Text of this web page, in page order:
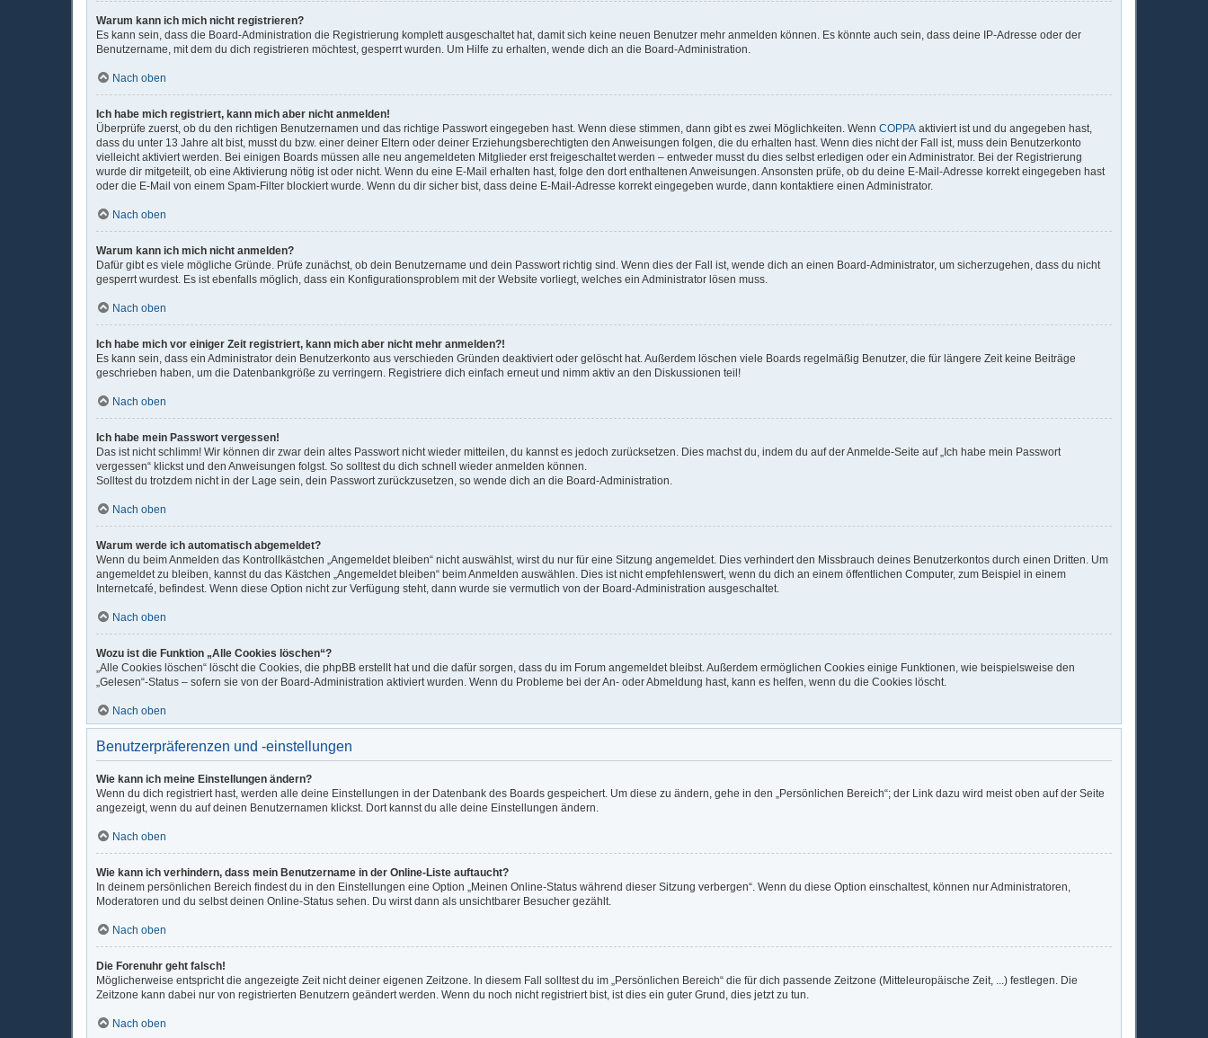
Warum kann ich mich nicht registrieren?
Es kann sein, dass die Board-Administration die Registrierung komplett ausgeschaltet hat, damit sich keine neuen Benutzer mehr anmelden können. Es könnte auch sein, dass deine IP-Adresse oder der
Benutzername, mit dem du dich registrieren möchtest, gesperrt wurden. Um Hilfe zu erhalten, wende dich an die Board-Administration.
Nach oben
Ich habe mich registriert, kann mich aber nicht anmelden!
Überprüfe zuerst, ob du den richtigen Benutzernamen und das richtige Passwort eingegeben hast. Wenn diese stimmen, dann gibt es zwei Möglichkeiten. Wenn COPPA aktiviert ist und du angegeben hast,
dass du unter 13 Jahre alt bist, musst du bzw. einer deiner Eltern oder deiner Erziehungsberechtigten den Anweisungen folgen, die du erhalten hast. Wenn dies nicht der Fall ist, muss dein Benutzerkonto
vielleicht aktiviert werden. Bei einigen Boards müssen alle neu angemeldeten Mitglieder erst freigeschaltet werden – entweder musst du dies selbst erledigen oder ein Administrator. Bei der Registrierung
wurde dir mitgeteilt, ob eine Aktivierung nötig ist oder nicht. Wenn du eine E-Mail erhalten hast, folge den dort enthaltenen Anweisungen. Ansonsten prüfe, ob du deine E-Mail-Adresse korrekt eingegeben hast
oder die E-Mail von einem Spam-Filter blockiert wurde. Wenn du dir sicher bist, dass deine E-Mail-Adresse korrekt eingegeben wurde, dann kontaktiere einen Administrator.
Nach oben
Warum kann ich mich nicht anmelden?
Dafür gibt es viele mögliche Gründe. Prüfe zunächst, ob dein Benutzername und dein Passwort richtig sind. Wenn dies der Fall ist, wende dich an einen Board-Administrator, um sicherzugehen, dass du nicht
gesperrt wurdest. Es ist ebenfalls möglich, dass ein Konfigurationsproblem mit der Website vorliegt, welches ein Administrator lösen muss.
Nach oben
Ich habe mich vor einiger Zeit registriert, kann mich aber nicht mehr anmelden?!
Es kann sein, dass ein Administrator dein Benutzerkonto aus verschieden Gründen deaktiviert oder gelöscht hat. Außerdem löschen viele Boards regelmäßig Benutzer, die für längere Zeit keine Beiträge
geschrieben haben, um die Datenbankgröße zu verringern. Registriere dich einfach erneut und nimm aktiv an den Diskussionen teil!
Nach oben
Ich habe mein Passwort vergessen!
Das ist nicht schlimm! Wir können dir zwar dein altes Passwort nicht wieder mitteilen, du kannst es jedoch zurücksetzen. Dies machst du, indem du auf der Anmelde-Seite auf „Ich habe mein Passwort
vergessen“ klickst und den Anweisungen folgst. So solltest du dich schnell wieder anmelden können.
Solltest du trotzdem nicht in der Lage sein, dein Passwort zurückzusetzen, so wende dich an die Board-Administration.
Nach oben
Warum werde ich automatisch abgemeldet?
Wenn du beim Anmelden das Kontrollkästchen „Angemeldet bleiben“ nicht auswählst, wirst du nur für eine Sitzung angemeldet. Dies verhindert den Missbrauch deines Benutzerkontos durch einen Dritten. Um
angemeldet zu bleiben, kannst du das Kästchen „Angemeldet bleiben“ beim Anmelden auswählen. Dies ist nicht empfehlenswert, wenn du dich an einem öffentlichen Computer, zum Beispiel in einem
Internetcafé, befindest. Wenn diese Option nicht zur Verfügung steht, dann wurde sie vermutlich von der Board-Administration ausgeschaltet.
Nach oben
Wozu ist die Funktion „Alle Cookies löschen“?
„Alle Cookies löschen“ löscht die Cookies, die phpBB erstellt hat und die dafür sorgen, dass du im Forum angemeldet bleibst. Außerdem ermöglichen Cookies einige Funktionen, wie beispielsweise den
„Gelesen“-Status – sofern sie von der Board-Administration aktiviert wurden. Wenn du Probleme bei der An- oder Abmeldung hast, kann es helfen, wenn du die Cookies löscht.
Nach oben
Benutzerpräferenzen und -einstellungen
Wie kann ich meine Einstellungen ändern?
Wenn du dich registriert hast, werden alle deine Einstellungen in der Datenbank des Boards gespeichert. Um diese zu ändern, gehe in den „Persönlichen Bereich“; der Link dazu wird meist oben auf der Seite
angezeigt, wenn du auf deinen Benutzernamen klickst. Dort kannst du alle deine Einstellungen ändern.
Nach oben
Wie kann ich verhindern, dass mein Benutzername in der Online-Liste auftaucht?
In deinem persönlichen Bereich findest du in den Einstellungen eine Option „Meinen Online-Status während dieser Sitzung verbergen“. Wenn du diese Option einschaltest, können nur Administratoren,
Moderatoren und du selbst deinen Online-Status sehen. Du wirst dann als unsichtbarer Besucher gezählt.
Nach oben
Die Forenuhr geht falsch!
Möglicherweise entspricht die angezeigte Zeit nicht deiner eigenen Zeitzone. In diesem Fall solltest du im „Persönlichen Bereich“ die für dich passende Zeitzone (Mitteleuropäische Zeit, ...) festlegen. Die
Zeitzone kann dabei nur von registrierten Benutzern geändert werden. Wenn du noch nicht registriert bist, ist dies ein guter Grund, dies jetzt zu tun.
Nach oben